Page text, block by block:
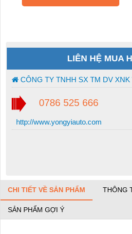
LIÊN HỆ MUA
CÔNG TY TNHH SX TM DV XNK
0786 525 666
http://www.yongyiauto.com
CHI TIẾT VỀ SẢN PHẨM THÔNG
SẢN PHẨM GỢI Ý